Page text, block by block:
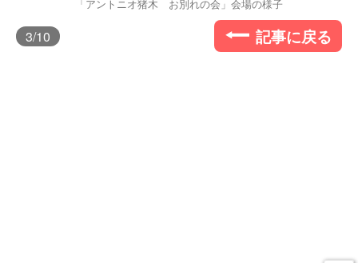
「アントニオ猪木 お別れの会」会場の様子
3/10 記事に戻る